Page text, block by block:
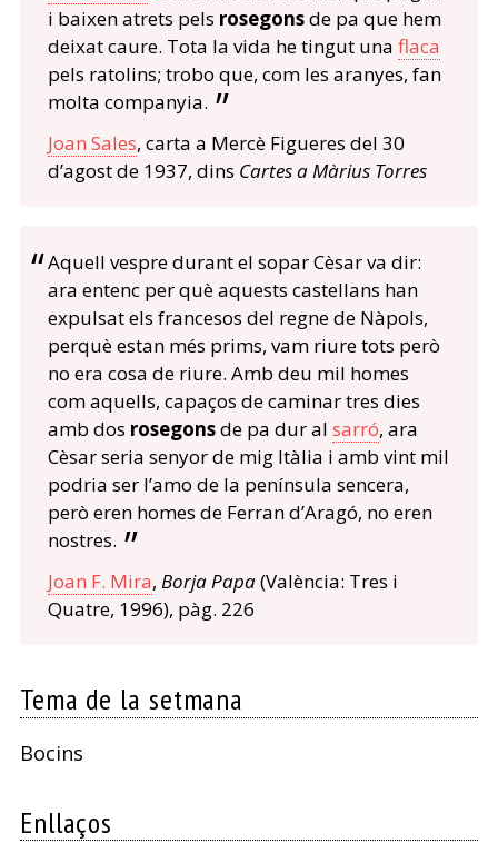
i baixen atrets pels rosegonsde pa que hem
deixat caure. Tota la vida he tingut una flaca
pels ratolins; trobo que, com les aranyes, fan
molta companyia.
Joan Sales, carta a Mercè Figueres del 30
d’agost de 1937, dins Cartes a Màrius Torres
Aquell vespre durant el sopar Cèsar va dir:
ara entenc per què aquests castellans han
expulsat els francesos del regne de Nàpols,
perquè estan més prims, vam riure tots però
no era cosa de riure. Amb deu mil homes
com aquells, capaços de caminar tres dies
amb dos rosegonsde pa dur al sarró, ara
Cèsar seria senyor de mig Itàlia i amb vint mil
podria ser l’amo de la península sencera,
però eren homes de Ferran d’Aragó, no eren
nostres.
Joan F. Mira, Borja Papa(València: Tres i
Quatre, 1996), pàg. 226
Tema de la setmana
Bocins
Enllaços